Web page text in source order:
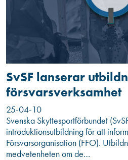
SvSF lanserar
försvarsverksamhet
25-04-10
Svenska Skyttesportförbundet
introduktionsutbildning för att
Försvarsorganisation (FFO).
medvetenheten om de…